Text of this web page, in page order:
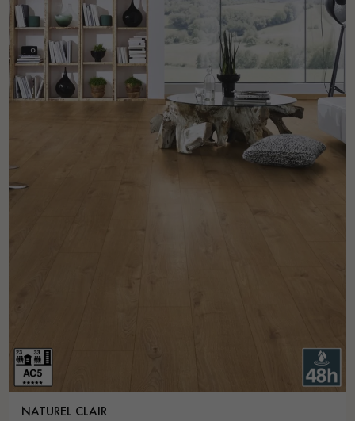
pas dans le choix et la pose de votre parquet.
Un expert Décoplus Parquets vous appelle
NATUREL CLAIR